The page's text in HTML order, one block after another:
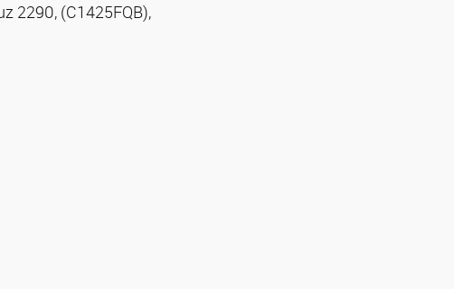
2290, (C1425FQB),